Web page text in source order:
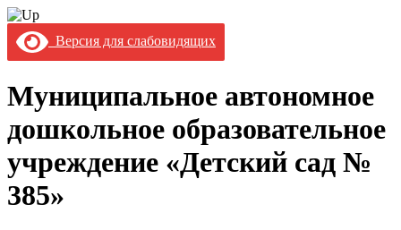
Версия для слабовидящих
Муниципальное автономное
дошкольное образовательное
учреждение «Детский сад №
385»